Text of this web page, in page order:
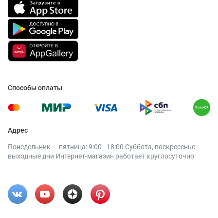
Способы оплаты
Адрес
Понедельник — пятница: 9:00 - 18:00 Суббота, воскресенье:
выходные дни Интернет-магазин работает круглосуточно